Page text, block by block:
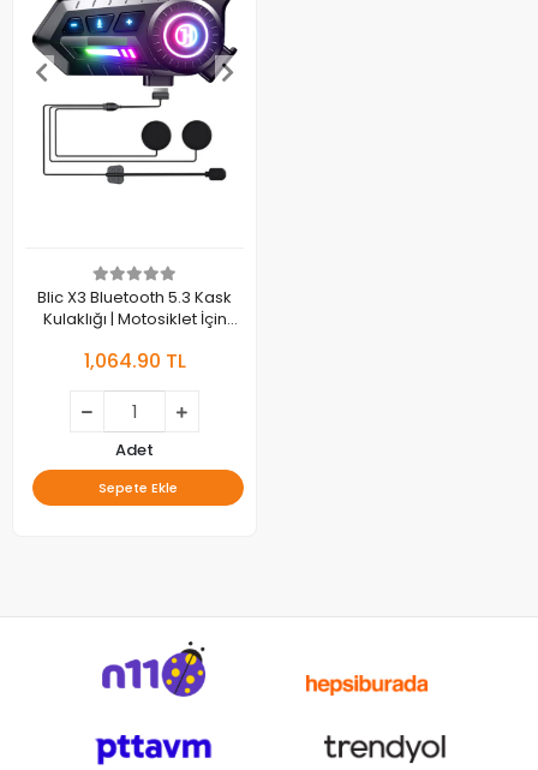
Blic X3 Bluetooth 5.3 Kask
Kulaklığı | Motosiklet İçin
Sistemi
1,064.90 TL
Adet
Sepete Ekle